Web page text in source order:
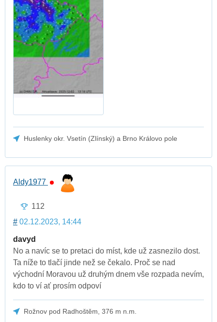
Huslenky okr. Vsetín (Zlínský) a Brno Královo pole
Aldy1977
112
# 02.12.2023, 14:44
davyd
No a navíc se to pretaci do míst, kde už zasnezilo dost.
Ta níže to tlačí jinde než se čekalo. Proč se nad
východní Moravou už druhým dnem vše rozpada nevím,
kdo to ví ať prosím odpoví
Rožnov pod Radhoštěm, 376 m n.m.